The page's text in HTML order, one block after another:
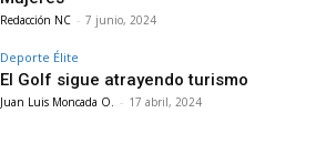
Redacción NC - 7 junio, 2024
Deporte Élite
El Golf sigue atrayendo turismo
Juan Luis Moncada O. - 17 abril, 2024